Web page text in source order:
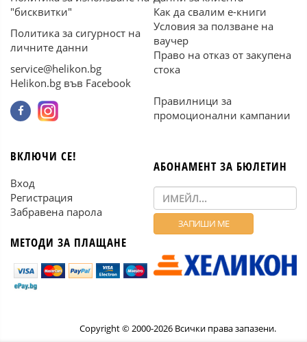
"бисквитки"
Политика за сигурност на
личните данни
service@helikon.bg
Helikon.bg във Facebook
Как да свалим е-книги
Условия за ползване на
ваучер
Право на отказ от закупена
стока
Правилници за
промоционални кампании
ВКЛЮЧИ СЕ!
Вход
Регистрация
Забравена парола
МЕТОДИ ЗА ПЛАЩАНЕ
АБОНАМЕНТ ЗА БЮЛЕТИН
Copyright © 2000-2026 Всички права запазени.